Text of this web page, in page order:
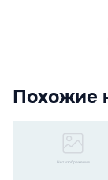
Похожие